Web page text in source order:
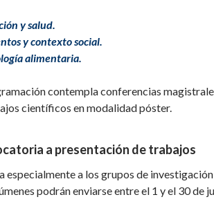
y salud.
y contexto social.
alimentaria.
contempla conferencias
científicos en modalidad póster.
a presentación de trabajos
especialmente a los grupos de
podrán enviarse entre el 1 y el 30